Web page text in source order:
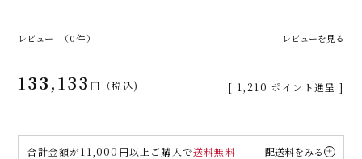
レビュー （0件） レビューを見る
133,133 税込 [ 1,210 ポイント進呈 ]
合計金額が11,000円以上ご購入で送料無料 配送料をみる